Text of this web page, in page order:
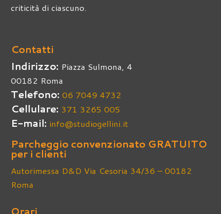
criticità di ciascuno.
Contatti
Indirizzo: Piazza Sulmona, 4
00182 Roma
Telefono:06 7049 4732
Cellulare: 371 3265 005
E-mail: info@studiogellini.it
Parcheggio convenzionato GRATUITO
per i clienti
Autorimessa D&D Via Cesoria 34/36 – 00182
Roma
Orari